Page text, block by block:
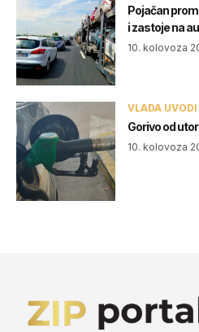
Pojačan
i zastoje na
10. kolovoza
VLADA
Gorivo od
10. kolovoza